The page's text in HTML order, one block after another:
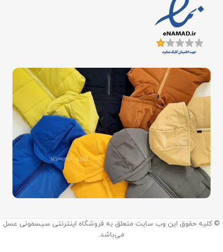
اینستاگرام:
@sismooni_asal
© کلیه حقوق این وب سایت متعلق به فروشگاه اینترنتی سیسمونی عسل
می‌باشد.